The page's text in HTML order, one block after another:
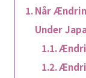
Når
Under